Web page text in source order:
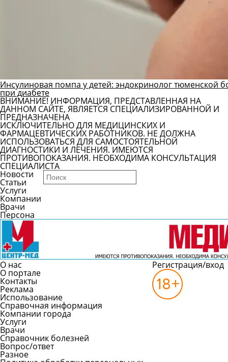
Инсулиновая помпа у детей: эндокринолог тюменской
при диабете
ВНИМАНИЕ! ИНФОРМАЦИЯ, ПРЕДСТАВЛЕННАЯ НА
ДАННОМ САЙТЕ, ЯВЛЯЕТСЯ СПЕЦИАЛИЗИРОВАННОЙ И
ПРЕДНАЗНАЧЕНА
ИСКЛЮЧИТЕЛЬНО ДЛЯ МЕДИЦИНСКИХ И
ФАРМАЦЕВТИЧЕСКИХ РАБОТНИКОВ. НЕ ДОЛЖНА
ИСПОЛЬЗОВАТЬСЯ ДЛЯ САМОСТОЯТЕЛЬНОЙ
ДИАГНОСТИКИ И ЛЕЧЕНИЯ. ИМЕЮТСЯ
ПРОТИВОПОКАЗАНИЯ. НЕОБХОДИМА КОНСУЛЬТАЦИЯ
СПЕЦИАЛИСТА
Новости
Статьи
Услуги
Компании
Врачи
Персона
О нас
О портале
Контакты
Реклама
Использование
Справочная информация
Компании города
Услуги
Врачи
Справочник болезней
Вопрос/ответ
Разное
Регистрация/вход